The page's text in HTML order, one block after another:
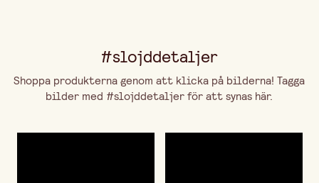
#slojddetaljer
Shoppa produkterna genom att klicka på bilderna! Tagga
bilder med #slojddetaljer för att synas här.